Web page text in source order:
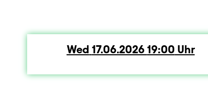
Wed Wednesday
17.06.2026 19:00 Uhr